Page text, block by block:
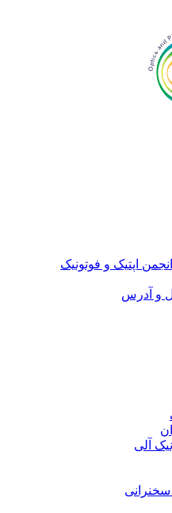
اپتیک و فوتونیک
و آدرس
آلی